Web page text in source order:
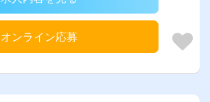
オンライン応募